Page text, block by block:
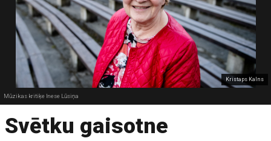
Kristaps Kalns
Mūzikas kritiķe Inese Lūsiņa
Svētku gaisotne